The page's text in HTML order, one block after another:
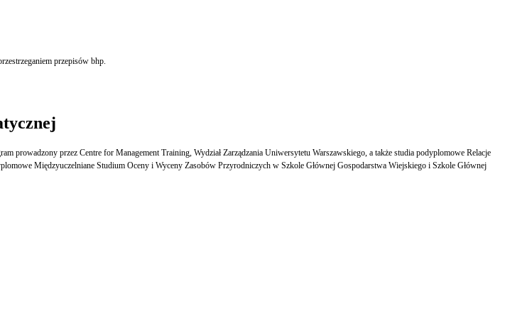
przepisów bhp.
przez Centre for Management Training, Wydział Zarządzania Uniwersytetu Warszawskiego, a także studia podyplomowe Relacje
Międzyuczelniane Studium Oceny i Wyceny Zasobów Przyrodniczych w Szkole Głównej Gospodarstwa Wiejskiego i Szkole Głównej